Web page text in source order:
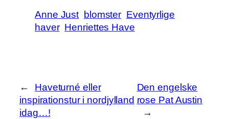
Anne Just blomster Eventyrlige
haver Henriettes Have
←
Haveturné eller
inspirationstur i nordjylland
idag…!
Den engelske
rose Pat Austin
→